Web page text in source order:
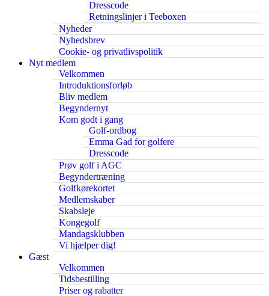
Dresscode
Retningslinjer i Teeboxen
Nyheder
Nyhedsbrev
Cookie- og privatlivspolitik
Nyt medlem
Velkommen
Introduktionsforløb
Bliv medlem
Begyndernyt
Kom godt i gang
Golf-ordbog
Emma Gad for golfere
Dresscode
Prøv golf i AGC
Begyndertræning
Golfkørekortet
Medlemskaber
Skabsleje
Kongegolf
Mandagsklubben
Vi hjælper dig!
Gæst
Velkommen
Tidsbestilling
Priser og rabatter